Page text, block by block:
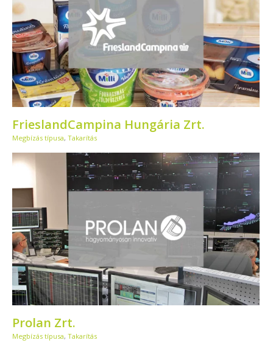
FrieslandCampina Hungária Zrt.
Megbízás típusa,Takarítás
Prolan Zrt.
Megbízás típusa,Takarítás